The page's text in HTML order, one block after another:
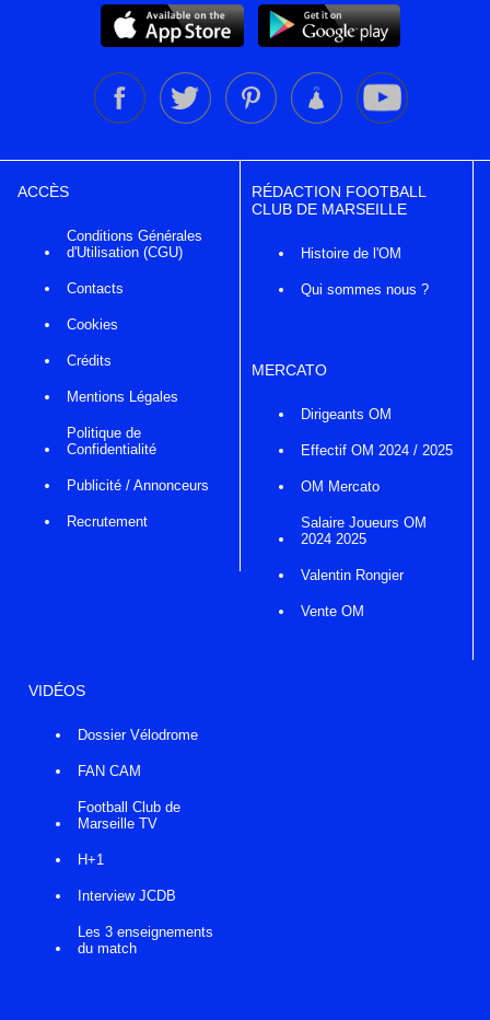
ACCÈS
Conditions Générales
d'Utilisation (CGU)
Contacts
Cookies
Crédits
Mentions Légales
Politique de
Confidentialité
Publicité / Annonceurs
Recrutement
RÉDACTION FOOTBALL
CLUB DE MARSEILLE
Histoire de l'OM
Qui sommes nous ?
MERCATO
Dirigeants OM
Effectif OM 2024 / 2025
OM Mercato
Salaire Joueurs OM
2024 2025
Valentin Rongier
Vente OM
VIDÉOS
Dossier Vélodrome
FAN CAM
Football Club de
Marseille TV
H+1
Interview JCDB
Les 3 enseignements
du match